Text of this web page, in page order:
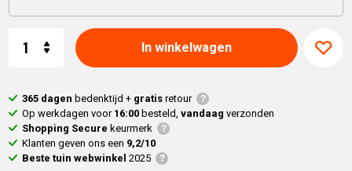
In winkelwagen
365 dagen bedenktijd + gratisretour
Op werkdagen voor 16:00 besteld,vandaag verzonden
Shopping Secure keurmerk
Klanten geven ons een 9,2/10
Beste tuin webwinkel 2025